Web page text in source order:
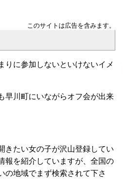
このサイトは広告を含みます。
りに参加しないといけないイメ
早川町にいながらオフ会が出来
きたい女の子が沢山登録してい
報を紹介していますが、全国の
の地域でまず検索されて下さ